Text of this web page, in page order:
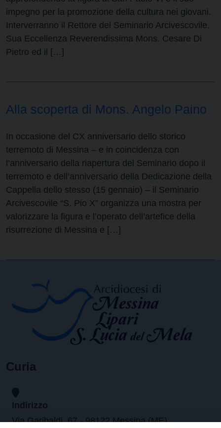
impegno per la promozione della cultura nei giovani.
Interverranno il Rettore del Seminario Arcivescovile,
Sua Eccellenza Reverendissima Mons. Cesare Di
Pietro ed il […]
Alla scoperta di Mons. Angelo Paino
In occasione del CX anniversario dello storico
terremoto di Messina – e in coincidenza con
l’anniversario della riapertura del Seminario dopo il
terremoto e dell’anniversario della Dedicazione della
Cappella dello stesso (15 gennaio) – il Seminario
Arcivescovile “S. Pio X” organizza una mostra per
valorizzare la figura e l’operato dell’artefice della
risurrezione di Messina e […]
Curia
Indirizzo
Via Garibaldi, 67 - 98122 Messina (ME)